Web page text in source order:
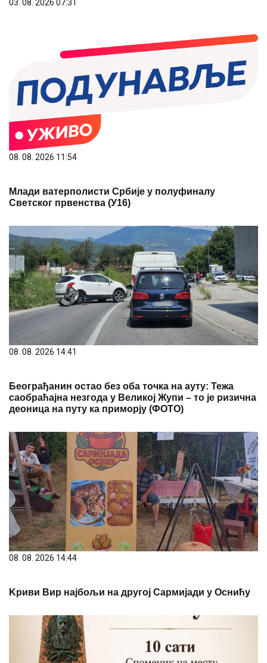
03. 08. 2026 07:31
08. 08. 2026 11:54
Млади ватерполисти Србије у полуфиналу
Светског првенства (У16)
08. 08. 2026 14:41
Београђанин остао без оба точка на ауту: Тежа
саобраћајна незгода у Великој Жупи – то је ризична
деоница на путу ка приморју (ФОТО)
08. 08. 2026 14:44
Kриви Вир најбољи на другој Сармијади у Оснићу